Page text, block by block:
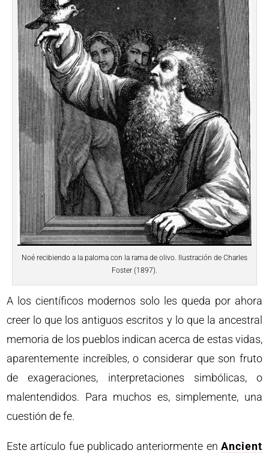
Noé recibiendo a la paloma con la rama de olivo. Ilustración de Charles
Foster (1897).
A los científicos modernos solo les queda por ahora
creer lo que los antiguos escritos y lo que la ancestral
memoria de los pueblos indican acerca de estas vidas,
aparentemente increíbles, o considerar que son fruto
de exageraciones, interpretaciones simbólicas, o
malentendidos. Para muchos es, simplemente, una
cuestión de fe.
Este artículo fue publicado anteriormente en Ancient